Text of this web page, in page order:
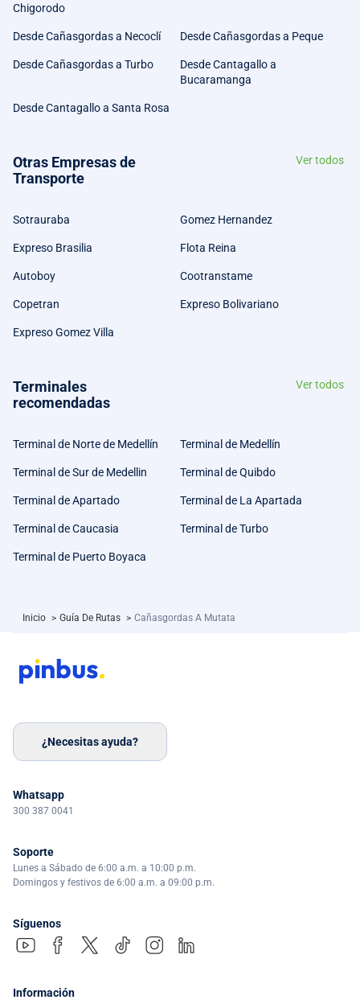
Chigorodo
Desde Cañasgordas a Necoclí Desde Cañasgordas a Peque
Desde Cañasgordas a Turbo
Desde Cantagallo a
Bucaramanga
Desde Cantagallo a Santa Rosa
Otras Empresas de
Transporte
Ver todos
Sotrauraba Gomez Hernandez
Expreso Brasilia Flota Reina
Autoboy Cootranstame
Copetran Expreso Bolivariano
Expreso Gomez Villa
Terminales
recomendadas
Ver todos
Terminal de Norte de Medellín Terminal de Medellín
Terminal de Sur de Medellin Terminal de Quibdo
Terminal de Apartado Terminal de La Apartada
Terminal de Caucasia Terminal de Turbo
Terminal de Puerto Boyaca
Inicio > Guía De Rutas > Cañasgordas A Mutata
¿Necesitas ayuda?
Whatsapp
300 387 0041
Soporte
Lunes a Sábado de 6:00 a.m. a 10:00 p.m.
Domingos y festivos de 6:00 a.m. a 09:00 p.m.
Síguenos
Información